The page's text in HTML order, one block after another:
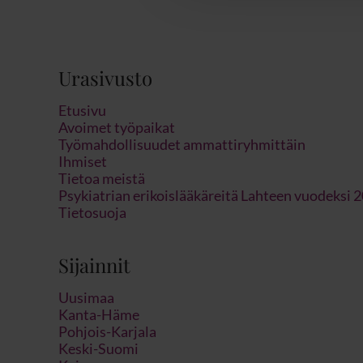
Urasivusto
Etusivu
Avoimet työpaikat
Työmahdollisuudet ammattiryhmittäin
Ihmiset
Tietoa meistä
Psykiatrian erikoislääkäreitä Lahteen vuodeksi
Tietosuoja
Sijainnit
Uusimaa
Kanta-Häme
Pohjois-Karjala
Keski-Suomi